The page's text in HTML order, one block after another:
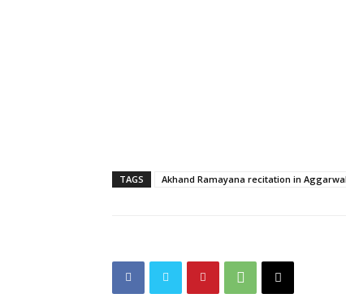
TAGS Akhand Ramayana recitation in